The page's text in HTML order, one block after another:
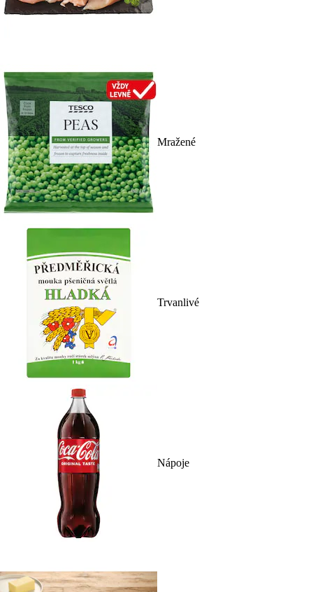
Mražené
Trvanlivé
Nápoje